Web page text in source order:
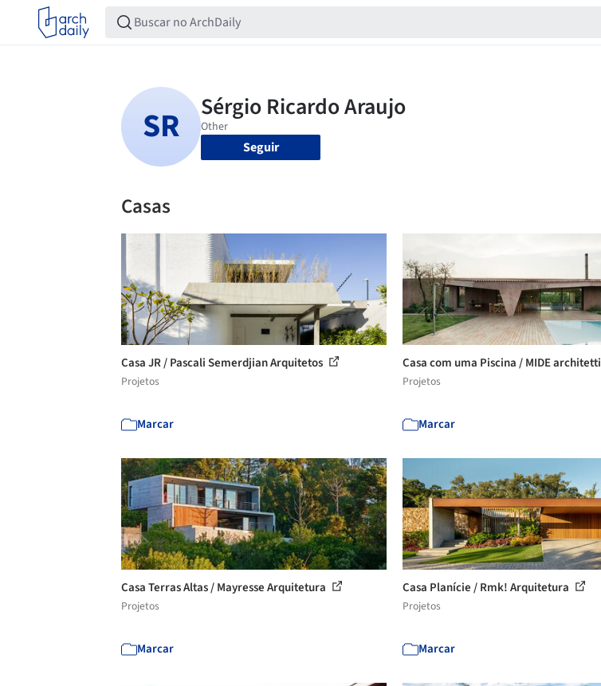
Seguir
Casas
Casa JR / Pascali Semerdjian Arquitetos
Projetos
Marcar
Casa com uma Piscina / MIDE architetti
Projetos
Marcar
Casa Terras Altas / Mayresse Arquitetura
Projetos
Marcar
Casa Planície / Rmk! Arquitetura
Projetos
Marcar